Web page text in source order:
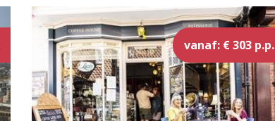
vanaf: € 303 p.p.